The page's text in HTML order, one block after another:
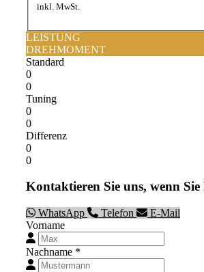
inkl. MwSt.
LEISTUNG
DREHMOMENT
Standard
0
0
Tuning
0
0
Differenz
0
0
Kontaktieren Sie uns, wenn
WhatsApp Telefon
E-Mail
Vorname
Nachname *